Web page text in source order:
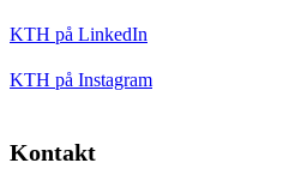
KTH på LinkedIn
KTH på Instagram
Kontakt